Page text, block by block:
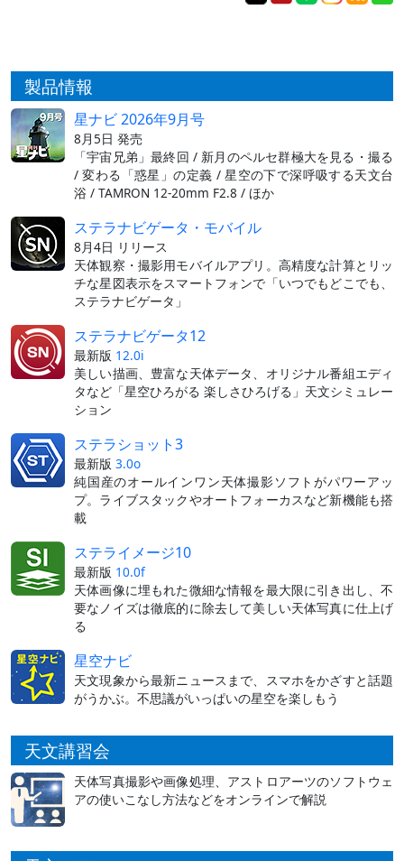
製品情報
星ナビ 2026年9月号
8月5日 発売
「宇宙兄弟」最終回 / 新月のペルセ群極大を見る・撮る
/ 変わる「惑星」の定義 / 星空の下で深呼吸する天文台
浴 / TAMRON 12-20mm F2.8 / ほか
ステラナビゲータ・モバイル
8月4日 リリース
天体観察・撮影用モバイルアプリ。高精度な計算とリッ
チな星図表示をスマートフォンで「いつでもどこでも、
ステラナビゲータ」
ステラナビゲータ12
最新版 12.0i
美しい描画、豊富な天体データ、オリジナル番組エディ
タなど「星空ひろがる 楽しさひろげる」天文シミュレー
ション
ステラショット3
最新版 3.0o
純国産のオールインワン天体撮影ソフトがパワーアッ
プ。ライブスタックやオートフォーカスなど新機能も搭
載
ステライメージ10
最新版 10.0f
天体画像に埋もれた微細な情報を最大限に引き出し、不
要なノイズは徹底的に除去して美しい天体写真に仕上げ
る
星空ナビ
天文現象から最新ニュースまで、スマホをかざすと話題
がうかぶ。不思議がいっぱいの星空を楽しもう
天文講習会
天体写真撮影や画像処理、アストロアーツのソフトウェ
アの使いこなし方法などをオンラインで解説